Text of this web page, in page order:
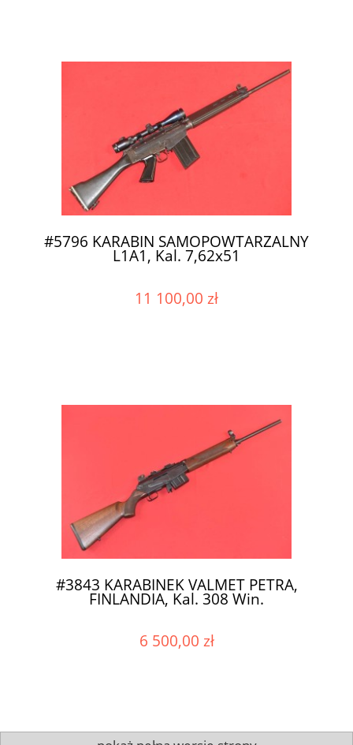
#5796 KARABIN SAMOPOWTARZALNY
L1A1, Kal. 7,62x51
11 100,00 zł
#3843 KARABINEK VALMET PETRA,
FINLANDIA, Kal. 308 Win.
6 500,00 zł